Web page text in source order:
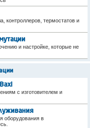
контроллеров, термостатов и
и настройке, которые не
с изготовителем и
оборудования в